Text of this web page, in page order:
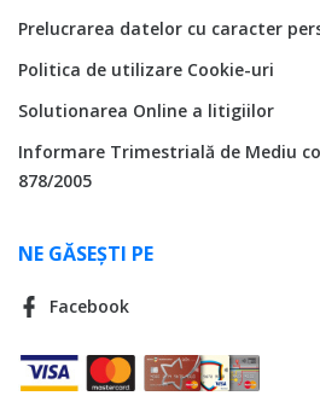
Prelucrarea datelor cu caracter
Politica de utilizare Cookie-uri
Solutionarea Online a litigiilor
Informare Trimestrială de Mediu
878/2005
NE GĂSEȘTI PE
Facebook